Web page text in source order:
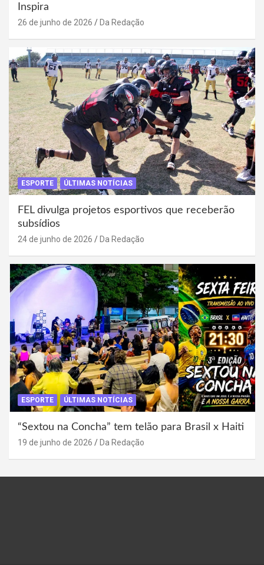
Inspira
26 de junho de 2026 Da Redação
ESPORTE ÚLTIMAS NOTÍCIAS
FEL divulga projetos esportivos que receberão
subsídios
24 de junho de 2026 Da Redação
ESPORTE ÚLTIMAS NOTÍCIAS
“Sextou na Concha” tem telão para Brasil x Haiti
19 de junho de 2026 Da Redação